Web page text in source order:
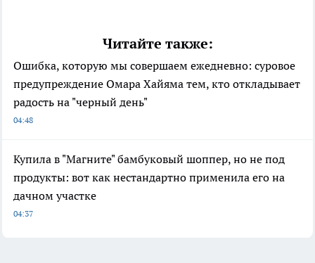
Читайте также:
Ошибка, которую мы совершаем ежедневно: суровое
предупреждение Омара Хайяма тем, кто откладывает
радость на "черный день"
04:48
Купила в "Магните" бамбуковый шоппер, но не под
продукты: вот как нестандартно применила его на
дачном участке
04:37